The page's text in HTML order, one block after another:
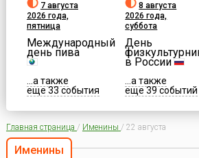
7 августа
2026 года,
пятница
Международный
день пива
...а также
еще 33 события
8 августа
2026 года,
суббота
День
в России
...а также
еще 39 событий
Главная страница / Именины / 22 августа
Именины